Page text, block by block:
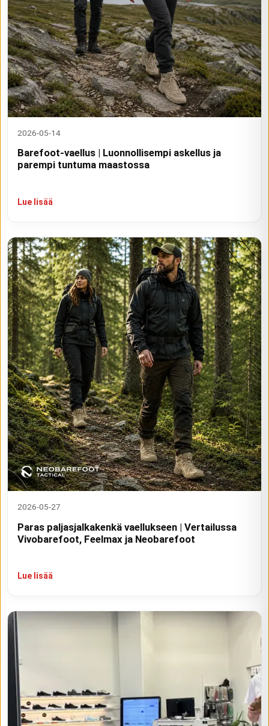
2026-05-14
Barefoot-vaellus | Luonnollisempi askellus ja
parempi tuntuma maastossa
Lue lisää
2026-05-27
Paras paljasjalkakenkä vaellukseen | Vertailussa
Vivobarefoot, Feelmax ja Neobarefoot
Lue lisää